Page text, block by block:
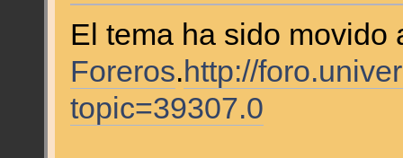
El tema ha sido movido
Foreros.http://
topic=39307.0